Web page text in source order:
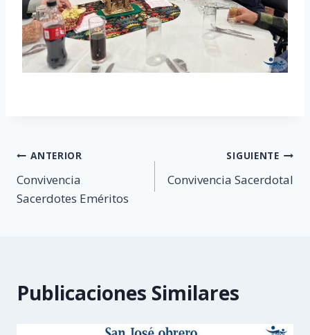
Navegación
de
ANTERIOR
Convivencia
Sacerdotes Eméritos
SIGUIENTE
Convivencia Sacerdotal
Publicaciones Similares